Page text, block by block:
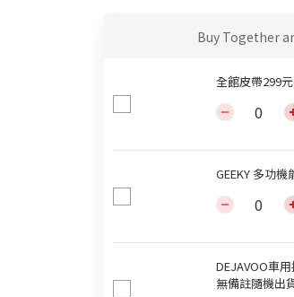
Buy Together
全館皮帶299
GEEKY 多功
DEJAVOO車
無備註隨機出